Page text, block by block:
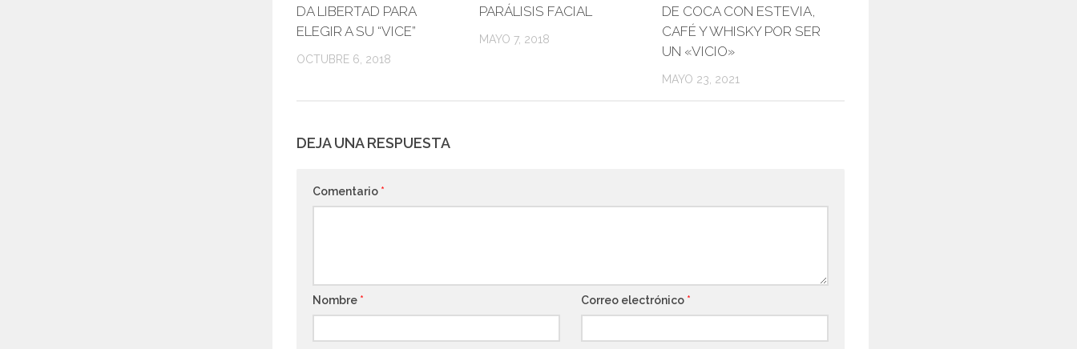
DA LIBERTAD PARA
ELEGIR A SU “VICE”
OCTUBRE 6, 2018
PARÁLISIS FACIAL
MAYO 7, 2018
DE COCA CON ESTEVIA,
CAFÉ Y WHISKY POR SER
UN «VICIO»
MAYO 23, 2021
DEJA UNA RESPUESTA
Comentario *
Nombre * Correo electrónico *